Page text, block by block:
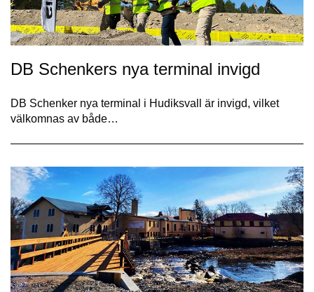
DB Schenkers nya terminal invigd
DB Schenker nya terminal i Hudiksvall är invigd, vilket
välkomnas av både…